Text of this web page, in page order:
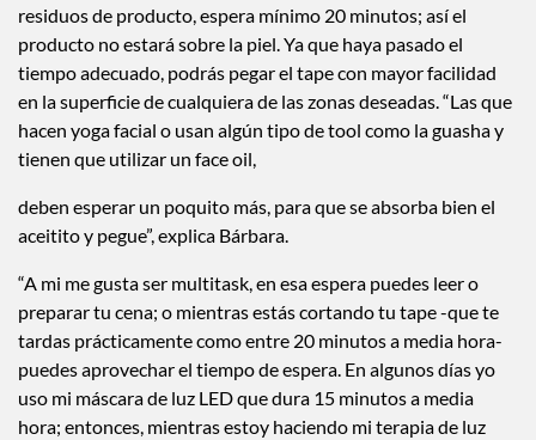
residuos de producto, espera mínimo 20 minutos; así el
producto no estará sobre la piel. Ya que haya pasado el
tiempo adecuado, podrás pegar el tape con mayor facilidad
en la superficie de cualquiera de las zonas deseadas. “Las que
hacen yoga facial o usan algún tipo de tool como la guasha y
tienen que utilizar un face oil,
deben esperar un poquito más, para que se absorba bien el
aceitito y pegue”, explica Bárbara.
“A mi me gusta ser multitask, en esa espera puedes leer o
preparar tu cena; o mientras estás cortando tu tape -que te
tardas prácticamente como entre 20 minutos a media hora-
puedes aprovechar el tiempo de espera. En algunos días yo
uso mi máscara de luz LED que dura 15 minutos a media
hora; entonces, mientras estoy haciendo mi terapia de luz